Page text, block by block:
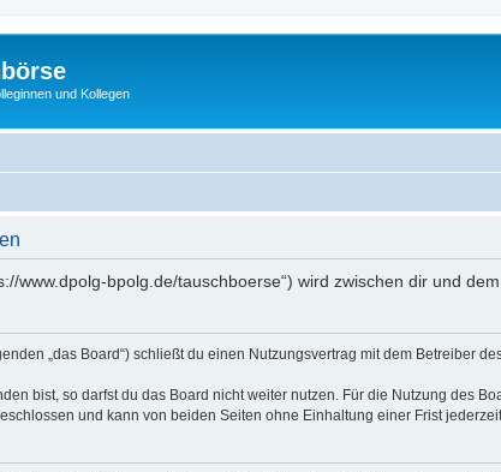
und Kollegen
www.dpolg-bpolg.de/tauschboerse“) wird zwischen dir und
„das Board“) schließt du einen Nutzungsvertrag mit dem Betreiber
bist, so darfst du das Board nicht weiter nutzen. Für die Nutzung des
und kann von beiden Seiten ohne Einhaltung einer Frist